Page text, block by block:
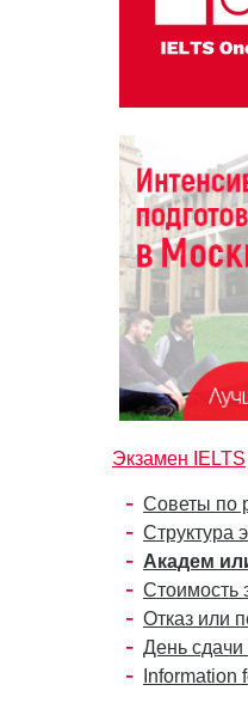
Экзамен IELTS
Советы по
Структура
Академ
Стоимость
Отказ или
День сдачи
Information